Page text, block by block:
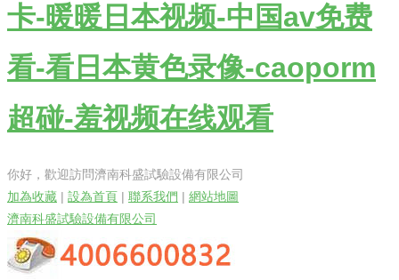
卡-暖暖日本视频-中国av免费
看-看日本黄色录像-caoporm
超碰-羞视频在线观看
你好，歡迎訪問濟南科盛試驗設備有限公司
加為收藏 | 設為首頁 | 聯系我們 | 網站地圖
濟南科盛試驗設備有限公司